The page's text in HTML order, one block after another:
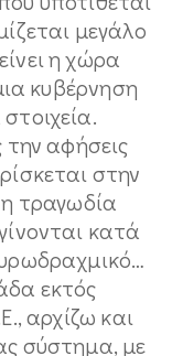
μεγάλο
η χώρα
κυβέρνηση
την αφήσεις
στην
τραγωδία
κατά
εκτός
αρχίζω και
σύστημα, με